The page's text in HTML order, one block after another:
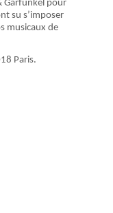
Garfunkel pour
su s’imposer
musicaux de
Paris.